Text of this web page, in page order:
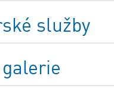
služby